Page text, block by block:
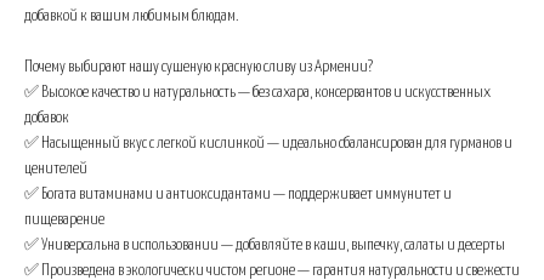
добавкой к вашим любимым блюдам.
Почему выбирают нашу сушеную красную сливу из Армении?
✅ Высокое качество и натуральность — без сахара, консервантов и искусственных
добавок
✅ Насыщенный вкус с легкой кислинкой — идеально сбалансирован для гурманов и
ценителей
✅ Богата витаминами и антиоксидантами — поддерживает иммунитет и
пищеварение
✅ Универсальна в использовании — добавляйте в каши, выпечку, салаты и десерты
✅ Произведена в экологически чистом регионе — гарантия натуральности и свежести